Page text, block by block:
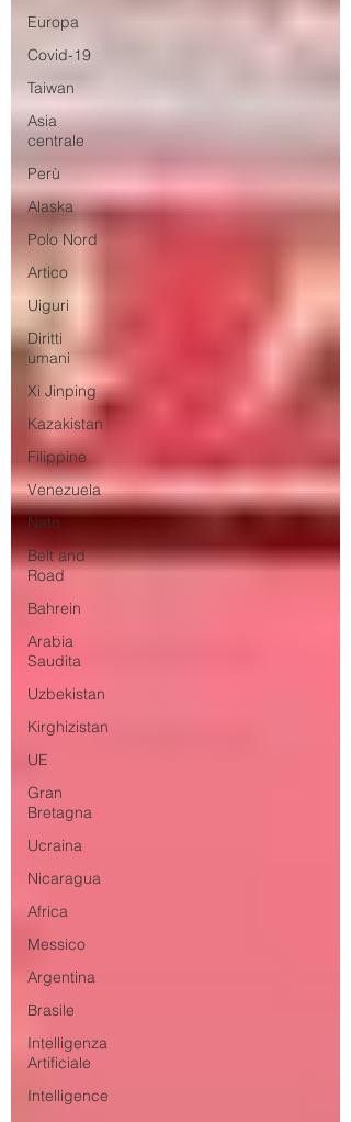
Europa
Covid-19
Taiwan
Asia
centrale
Perù
Alaska
Polo Nord
Artico
Uiguri
Diritti
umani
Xi Jinping
Kazakistan
Filippine
Venezuela
Nato
Belt and
Road
Bahrein
Arabia
Saudita
Uzbekistan
Kirghizistan
UE
Gran
Bretagna
Ucraina
Nicaragua
Africa
Messico
Argentina
Brasile
Intelligenza
Artificiale
Intelligence